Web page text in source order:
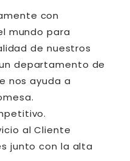
con
mundo para
de nuestros
departamento de
nos ayuda a
al Cliente
junto con la alta